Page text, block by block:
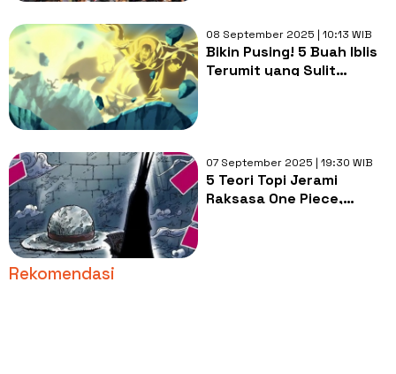
08 September 2025 | 10:13 WIB
Bikin Pusing! 5 Buah Iblis
Terumit yang Sulit
07 September 2025 | 19:30 WIB
5 Teori Topi Jerami
Raksasa One Piece,
Rekomendasi